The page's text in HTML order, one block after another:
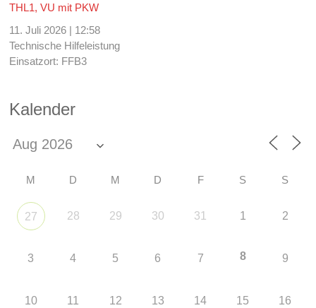
THL1, VU mit PKW
11. Juli 2026 | 12:58
Technische Hilfeleistung
Einsatzort: FFB3
Kalender
M D M D F S S
27 28 29 30 31 1 2
3 4 5 6 7 8 9
10 11 12 13 14 15 16